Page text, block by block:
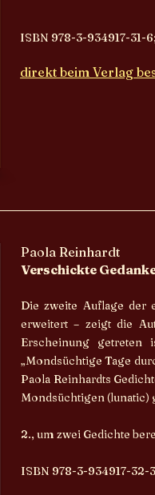
ISBN 978-3-934917-31-
direkt beim Verlag
Paola Reinhardt
Verschickte
Die zweite Auflage der
erweitert – zeigt die
Erscheinung getreten
„Mondsüchtige Tage
Paola Reinhardts
Mondsüchtigen (lunatic)
2., um zwei Gedichte
ISBN 978-3-934917-32-